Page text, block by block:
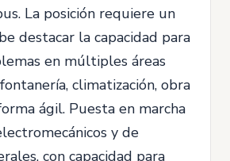
La posición requiere un
destacar la capacidad para
en múltiples áreas
climatización, obra
ágil. Puesta en marcha
y de
con capacidad para